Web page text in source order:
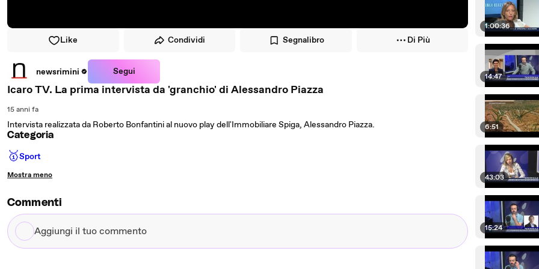
Like Condividi Segnalibro Di Più
newsrimini Segui
Icaro TV. La prima intervista da 'granchio' di Alessandro Piazza
15 anni fa
Intervista realizzata da Roberto Bonfantini al nuovo play dell'Immobiliare Spiga, Alessandro Piazza.
Categoria
🥇Sport
Mostra meno
Commenti
Aggiungi
il
1:00:36
14:47
6:51
43:03
15:24